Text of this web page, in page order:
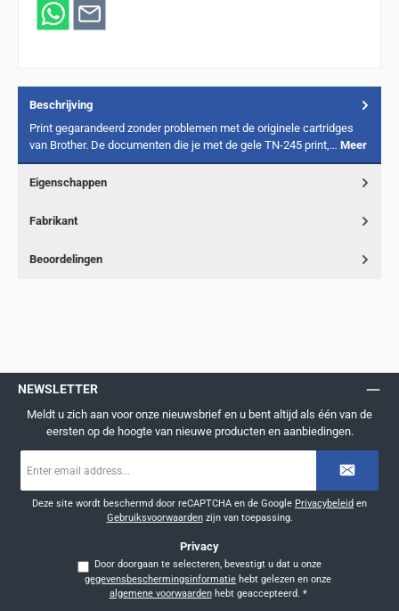
Beschrijving
Print gegarandeerd zonder problemen met de originele cartridges
van Brother. De documenten die je met de gele TN-245 print,… Meer
Eigenschappen
Fabrikant
Beoordelingen
NEWSLETTER
Meldt u zich aan voor onze nieuwsbrief en u bent altijd als één van de
eersten op de hoogte van nieuwe producten en aanbiedingen.
mailadres
Deze site wordt beschermd door reCAPTCHA en de Google Privacybeleid en
Gebruiksvoorwaardenzijn van toepassing.
Privacy
Door doorgaan te selecteren, bevestigt u dat u onze
gegevensbeschermingsinformatie
algemene voorwaardenhebt geaccepteerd. *